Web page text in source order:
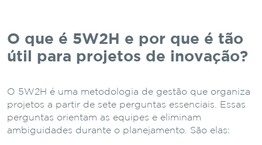
O que é 5W2H e por que é tão
útil para projetos de inovação?
O 5W2H é uma metodologia de gestão que organiza
projetos a partir de sete perguntas essenciais. Essas
perguntas orientam as equipes e eliminam
ambiguidades durante o planejamento. São elas: